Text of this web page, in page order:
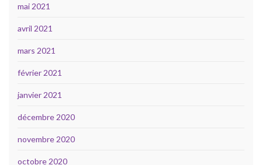
mai 2021
avril 2021
mars 2021
février 2021
janvier 2021
décembre 2020
novembre 2020
octobre 2020